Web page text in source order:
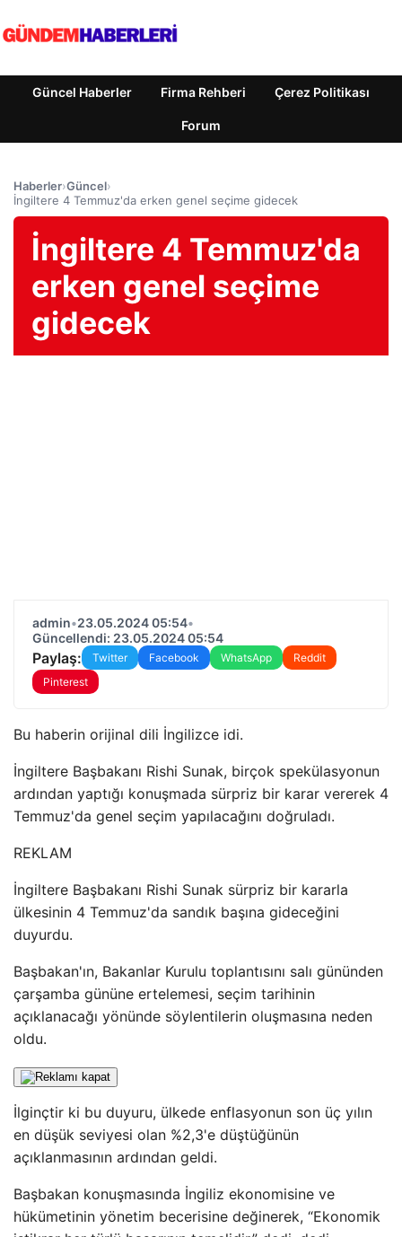
Güncel Haberler Firma Rehberi Çerez Politikası
Forum
Haberler›Güncel›
İngiltere 4 Temmuz'da erken genel seçime gidecek
İngiltere 4 Temmuz'da
erken genel seçime
gidecek
admin•23.05.2024 05:54•
Güncellendi: 23.05.2024 05:54
Paylaş: Twitter Facebook WhatsApp
Reddit
Pinterest
Bu haberin orijinal dili İngilizce idi.
İngiltere Başbakanı Rishi Sunak, birçok spekülasyonun
ardından yaptığı konuşmada sürpriz bir karar vererek 4
Temmuz'da genel seçim yapılacağını doğruladı.
REKLAM
İngiltere Başbakanı Rishi Sunak sürpriz bir kararla
ülkesinin 4 Temmuz'da sandık başına gideceğini
duyurdu.
Başbakan'ın, Bakanlar Kurulu toplantısını salı gününden
çarşamba gününe ertelemesi, seçim tarihinin
açıklanacağı yönünde söylentilerin oluşmasına neden
oldu.
İlginçtir ki bu duyuru, ülkede enflasyonun son üç yılın
en düşük seviyesi olan %2,3'e düştüğünün
açıklanmasının ardından geldi.
Başbakan konuşmasında İngiliz ekonomisine ve
hükümetinin yönetim becerisine değinerek, “Ekonomik